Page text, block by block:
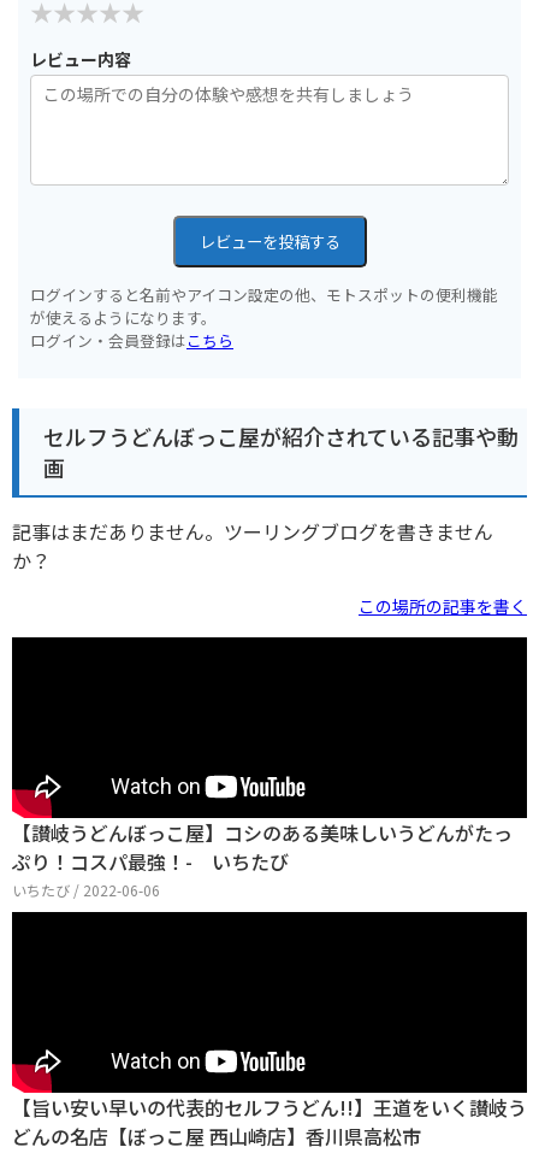
レビュー内容
レビューを投稿する
ログインすると名前やアイコン設定の他、モトスポットの便利機能
が使えるようになります。
ログイン・会員登録はこちら
セルフうどんぼっこ屋が紹介されている記事や動
画
記事はまだありません。ツーリングブログを書きません
か？
この場所の記事を書く
【讃岐うどんぼっこ屋】コシのある美味しいうどんがたっ
ぷり！コスパ最強！- いちたび
いちたび / 2022-06-06
【旨い安い早いの代表的セルフうどん!!】王道をいく讃岐う
どんの名店【ぼっこ屋 西山崎店】香川県高松市